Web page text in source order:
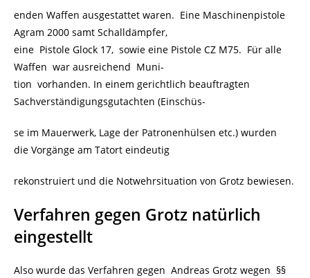
enden Waffen ausgestattet waren. Eine Maschinenpistole
Agram 2000 samt Schalldämpfer,
eine Pistole Glock 17, sowie eine Pistole CZ M75. Für alle
Waffen war ausreichend Muni-
tion vorhanden. In einem gerichtlich beauftragten
Sachverständigungsgutachten (Einschüs-
se im Mauerwerk, Lage der Patronenhülsen etc.) wurden
die Vorgänge am Tatort eindeutig
rekonstruiert und die Notwehrsituation von Grotz bewiesen.
Verfahren gegen Grotz natürlich
eingestellt
Also wurde das Verfahren gegen Andreas Grotz wegen §§